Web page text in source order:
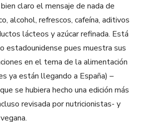
claro el mensaje de nada de
alcohol, refrescos, cafeína, aditivos
lácteos y azúcar refinada. Está
estadounidense pues muestra sus
en el tema de la alimentación
ya están llegando a España) –
se hubiera hecho una edición más
revisada por nutricionistas- y